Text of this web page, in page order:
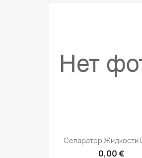
Сепаратор Жидкости
0,00 €